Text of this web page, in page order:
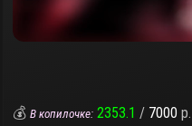
💰 В копилочке: 2353.1 / 7000 р.